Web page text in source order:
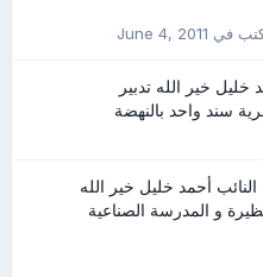
في June 4, 2011
خير الله تدبير
سند واحد بالنهضة
أحمد خليل خير الله
و المدرسة الصناعية